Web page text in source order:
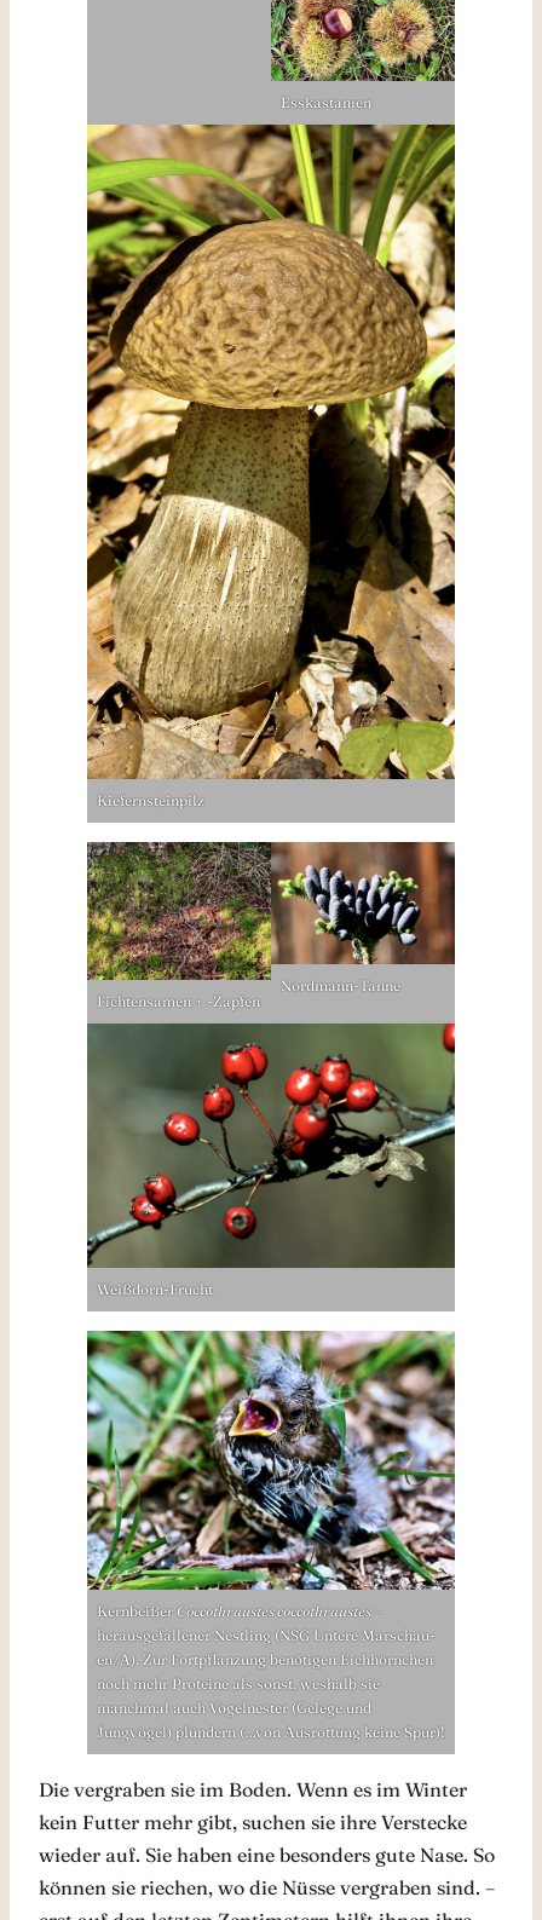
Esskastanien
Kiefernsteinpilz
Fichtensamen + -Zapfen
Nordmann-Tanne
Weißdorn-Frucht
Kernbeißer Coccothraustes coccothraustes
herausgefallener Nestling (NSG Untere Marschau-
en/A). Zur Fortpflanzung benötigen Eichhörnchen
noch mehr Proteine als sonst, weshalb sie
manchmal auch Vogelnester (Gelege und
Jungvögel) plündern (…von Ausrottung keine Spur)!
Die vergraben sie im Boden. Wenn es im Winter
kein Futter mehr gibt, suchen sie ihre Verstecke
wieder auf. Sie haben eine besonders gute Nase. So
können sie riechen, wo die Nüsse vergraben sind. –